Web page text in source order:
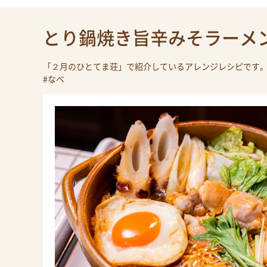
とり鍋焼き旨辛みそラーメ
「２月のひとてま荘」で紹介しているアレンジレシピです
#なべ